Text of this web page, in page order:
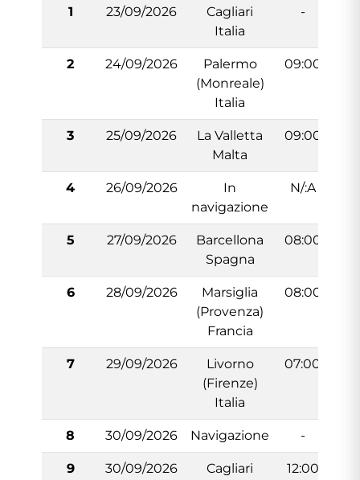
1 23/09/2026
Cagliari
Italia
-
2 24/09/2026
Palermo
(Monreale)
Italia
09:00
3 25/09/2026
La Valletta
Malta
09:00
4 26/09/2026
In
navigazione
N/:A
5 27/09/2026
Barcellona
Spagna
08:00
6 28/09/2026
Marsiglia
(Provenza)
Francia
08:00
7 29/09/2026
Livorno
(Firenze)
Italia
07:00
8 30/09/2026 Navigazione -
9 30/09/2026
Cagliari
12:00